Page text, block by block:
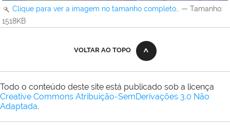
Clique para ver a imagem no tamanho completo… — Tamanho:
1518KB
VOLTAR AO TOPO
Todo o conteúdo deste site está publicado sob a licença
Creative Commons Atribuição-SemDerivações 3.0 Não
Adaptada.